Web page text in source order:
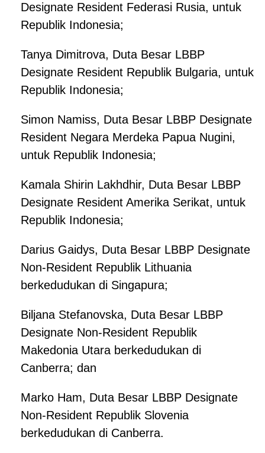
Designate Resident Federasi Rusia, untuk
Republik Indonesia;
Tanya Dimitrova, Duta Besar LBBP
Designate Resident Republik Bulgaria, untuk
Republik Indonesia;
Simon Namiss, Duta Besar LBBP Designate
Resident Negara Merdeka Papua Nugini,
untuk Republik Indonesia;
Kamala Shirin Lakhdhir, Duta Besar LBBP
Designate Resident Amerika Serikat, untuk
Republik Indonesia;
Darius Gaidys, Duta Besar LBBP Designate
Non-Resident Republik Lithuania
berkedudukan di Singapura;
Biljana Stefanovska, Duta Besar LBBP
Designate Non-Resident Republik
Makedonia Utara berkedudukan di
Canberra; dan
Marko Ham, Duta Besar LBBP Designate
Non-Resident Republik Slovenia
berkedudukan di Canberra.